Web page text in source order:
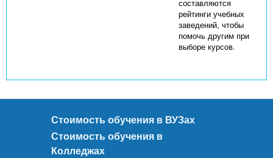
составляются
рейтинги учебных
заведений, чтобы
помочь другим при
выборе курсов.
Стоимость обучения в ВУЗах
Стоимость обучения в
Колледжах